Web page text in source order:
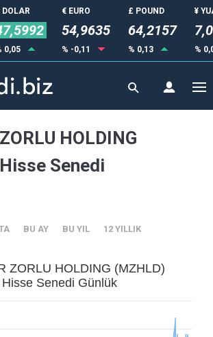
DOLAR
0,05
€ EURO
54,9635
% -0,11
£ POUND
64,2157
% 0,13
¥
%
HOLDING
Senedi
BU AY BU YIL 12 YILLIK
ZORLU HOLDING (MZHLD)
Hisse Senedi Günlük